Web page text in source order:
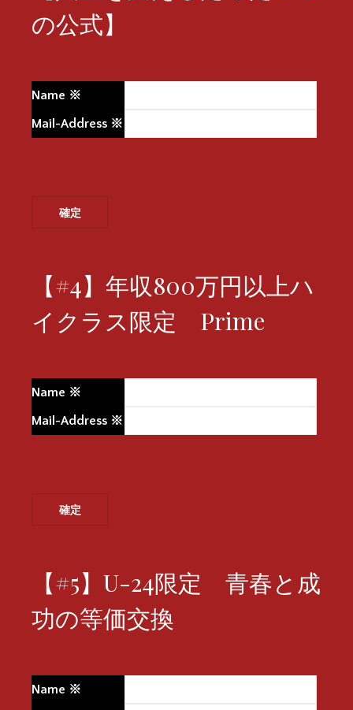
の公式】
Name ※
Mail-Address ※
【#4】年収800万円以上ハ
イクラス限定 Prime
Name ※
Mail-Address ※
【#5】U-24限定 青春と成
功の等価交換
Name ※